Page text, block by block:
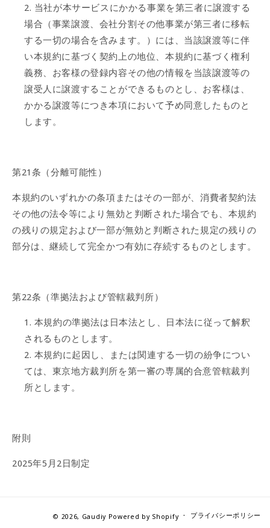
当社が本サービスにかかる事業を第三者に譲渡する
場合（事業譲渡、会社分割その他事業が第三者に移転
する一切の場合を含みます。）には、当該譲渡等に伴
い本規約に基づく契約上の地位、本規約に基づく権利
義務、お客様の登録内容その他の情報を当該譲渡等の
譲受人に譲渡することができるものとし、お客様は、
かかる譲渡等につき本項において予め同意したものと
します。
第21条（分離可能性）
本規約のいずれかの条項またはその一部が、消費者契約法
その他の法令等により無効と判断された場合でも、本規約
の残りの規定および一部が無効と判断された規定の残りの
部分は、継続して完全かつ有効に存続するものとします。
第22条（準拠法および管轄裁判所）
本規約の準拠法は日本法とし、日本法に従って解釈
されるものとします。
本規約に起因し、または関連する一切の紛争につい
ては、東京地方裁判所を第一審の専属的合意管轄裁判
所とします。
附則
2025年5月2日制定
© 2026, Gaudiy Powered by Shopify プライバシーポリシー